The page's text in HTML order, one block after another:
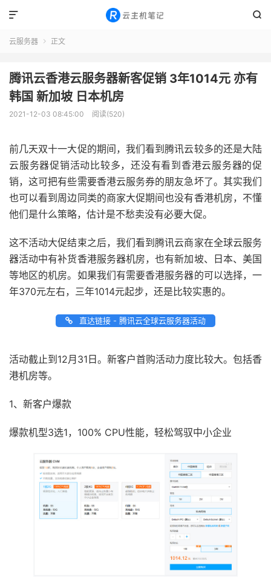


云服务器  正文
腾讯云香港云服务器新客促销 3年1014元 亦有
韩国 新加坡 日本机房
2021-12-03 08:45:00 阅读(520)
前几天双十一大促的期间，我们看到腾讯云较多的还是大陆
云服务器促销活动比较多，还没有看到香港云服务器的促
销，这可把有些需要香港云服务券的朋友急坏了。其实我们
也可以看到周边同类的商家大促期间也没有香港机房，不懂
他们是什么策略，估计是不愁卖没有必要大促。
这不活动大促结束之后，我们看到腾讯云商家在全球云服务
器活动中有补货香港服务器机房，也有新加坡、日本、美国
等地区的机房。如果我们有需要香港服务器的可以选择，一
年370元左右，三年1014元起步，还是比较实惠的。
直达链接 - 腾讯云全球云服务器活动
活动截止到12月31日。新客户首购活动力度比较大。包括香
港机房等。
1、新客户爆款
爆款机型3选1，100% CPU性能，轻松驾驭中小企业